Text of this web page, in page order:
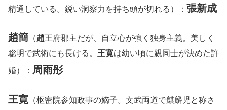
精通している。鋭い洞察力を持ち頭が切れる）： 張新成
趙簡 （趙王府郡主だが、自立心が強く独身主義。美しく
聡明で武術にも長ける。 王寛は幼い頃に親同士が決めた許
婚）： 周雨彤
王寛（枢密院参知政事の嫡子。文武両道で麒麟児と称さ